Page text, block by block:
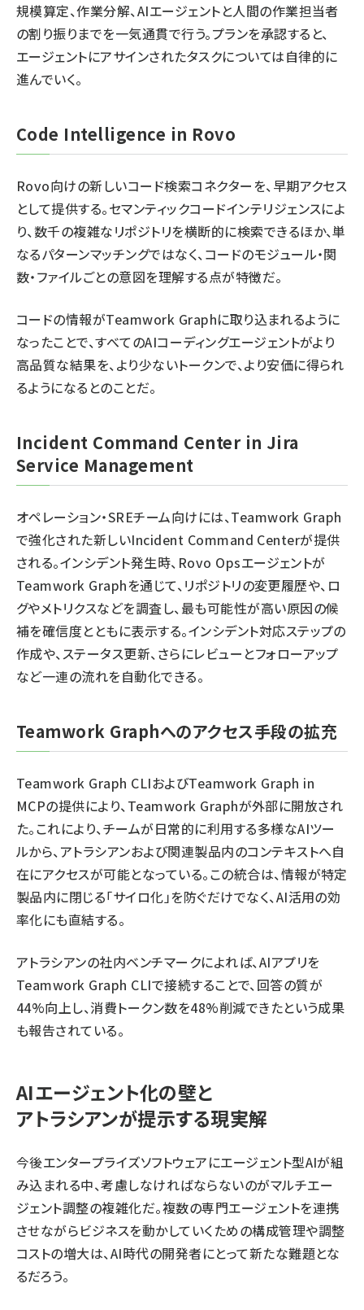
規模算定、作業分解、AIエージェントと人間の作業担当者
の割り振りまでを一気通貫で行う。プランを承認すると、
エージェントにアサインされたタスクについては自律的に
進んでいく。
Code Intelligence in Rovo
Rovo向けの新しいコード検索コネクターを、早期アクセス
として提供する。セマンティックコードインテリジェンスによ
り、数千の複雑なリポジトリを横断的に検索できるほか、単
なるパターンマッチングではなく、コードのモジュール・関
数・ファイルごとの意図を理解する点が特徴だ。
コードの情報がTeamwork Graphに取り込まれるように
なったことで、すべてのAIコーディングエージェントがより
高品質な結果を、より少ないトークンで、より安価に得られ
るようになるとのことだ。
Incident Command Center in Jira
Service Management
オペレーション・SREチーム向けには、Teamwork Graph
で強化された新しいIncident Command Centerが提供
される。インシデント発生時、Rovo Opsエージェントが
Teamwork Graphを通じて、リポジトリの変更履歴や、ロ
グやメトリクスなどを調査し、最も可能性が高い原因の候
補を確信度とともに表示する。インシデント対応ステップの
作成や、ステータス更新、さらにレビューとフォローアップ
など一連の流れを自動化できる。
Teamwork Graphへのアクセス手段の拡充
Teamwork Graph CLIおよびTeamwork Graph in
MCPの提供により、Teamwork Graphが外部に開放され
た。これにより、チームが日常的に利用する多様なAIツー
ルから、アトラシアンおよび関連製品内のコンテキストへ自
在にアクセスが可能となっている。この統合は、情報が特定
製品内に閉じる「サイロ化」を防ぐだけでなく、AI活用の効
率化にも直結する。
アトラシアンの社内ベンチマークによれば、AIアプリを
Teamwork Graph CLIで接続することで、回答の質が
44%向上し、消費トークン数を48%削減できたという成果
も報告されている。
AIエージェント化の壁と
アトラシアンが提示する現実解
今後エンタープライズソフトウェアにエージェント型AIが組
み込まれる中、考慮しなければならないのがマルチエー
ジェント調整の複雑化だ。複数の専門エージェントを連携
させながらビジネスを動かしていくための構成管理や調整
コストの増大は、AI時代の開発者にとって新たな難題とな
るだろう。